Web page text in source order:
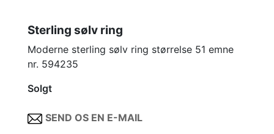
Sterling sølv ring
Moderne sterling sølv ring størrelse 51 emne
nr. 594235
Solgt
SEND OS EN E-MAIL